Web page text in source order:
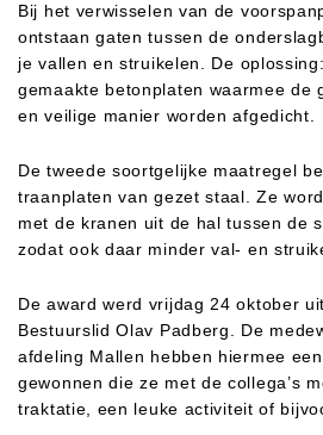
Bij het verwisselen van de
ontstaan gaten tussen de
je vallen en struikelen. De
gemaakte betonplaten waarmee de
en veilige manier worden afgedicht.
De tweede soortgelijke maatregel
traanplaten van gezet staal. Ze
met de kranen uit de hal tussen de
zodat ook daar minder val- en
De award werd vrijdag 24 oktober
Bestuurslid Olav Padberg. De
afdeling Mallen hebben hiermee
gewonnen die ze met de collega’s
traktatie, een leuke activiteit of